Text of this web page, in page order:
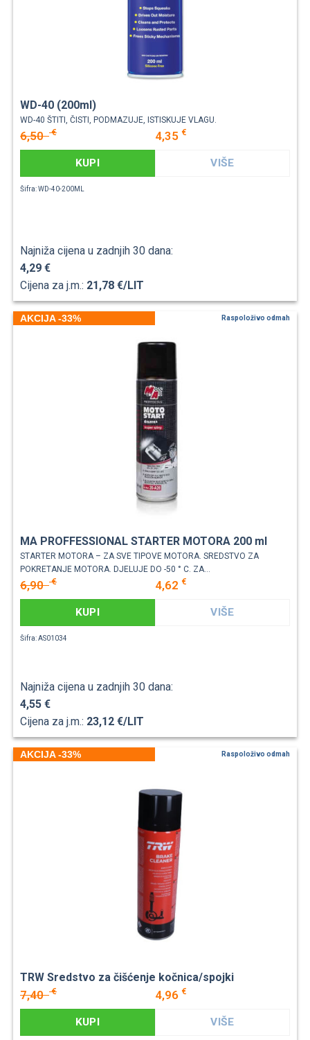
WD-40 (200ml)
WD-40 ŠTITI, ČISTI, PODMAZUJE, ISTISKUJE VLAGU.
6,50€ 4,35 €
KUPI VIŠE
Šifra: WD-40-200ML
Najniža cijena u zadnjih 30 dana:
4,29 €
Cijena za j.m.: 21,78 €/LIT
AKCIJA -33% Raspoloživo odmah
MA PROFFESSIONAL STARTER MOTORA 200 ml
STARTER MOTORA – ZA SVE TIPOVE MOTORA. SREDSTVO ZA
POKRETANJE MOTORA. DJELUJE DO -50 ° C. ZA...
6,90€ 4,62 €
KUPI VIŠE
Šifra: AS01034
Najniža cijena u zadnjih 30 dana:
4,55 €
Cijena za j.m.: 23,12 €/LIT
AKCIJA -33% Raspoloživo odmah
TRW Sredstvo za čišćenje kočnica/spojki
7,40€ 4,96 €
KUPI VIŠE